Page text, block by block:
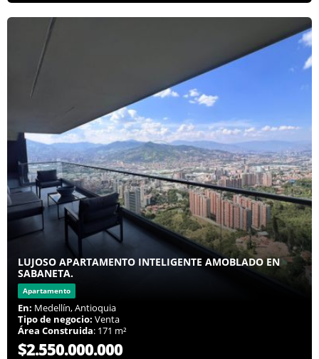
LUJOSO APARTAMENTO INTELIGENTE AMOBLADO EN
SABANETA.
Apartamento
En: Medellín, Antioquia
Tipo de negocio: Venta
Área Construida: 171 m²
$2.550.000.000